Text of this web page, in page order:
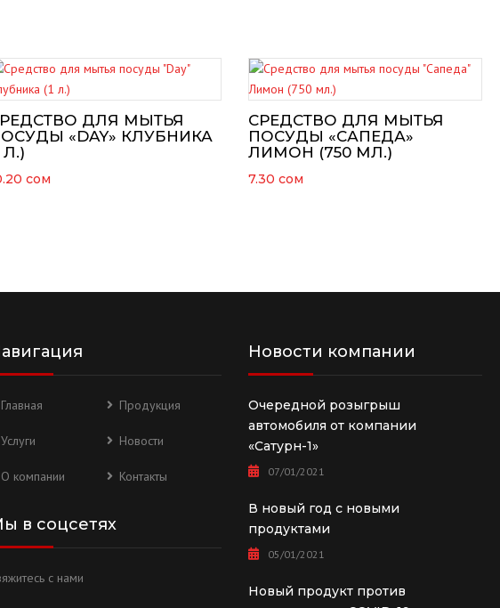
ДЛЯ МЫТЬЯ
«DAY» КЛУБНИКА
Л.)
сом
СРЕДСТВО ДЛЯ МЫТЬЯ
ПОСУДЫ «САПЕДА»
ЛИМОН (750 МЛ.)
7.30 сом
Главная Продукция
Услуги Новости
О компании Контакты
в соцсетях
с нами
Новости компании
Очередной розыгрыш
автомобиля от компании
«Сатурн-1»
07/01/2021
В новый год с новыми
продуктами
05/01/2021
Новый продукт против